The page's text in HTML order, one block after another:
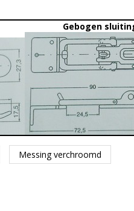
Gebogen
Messing verchroomd